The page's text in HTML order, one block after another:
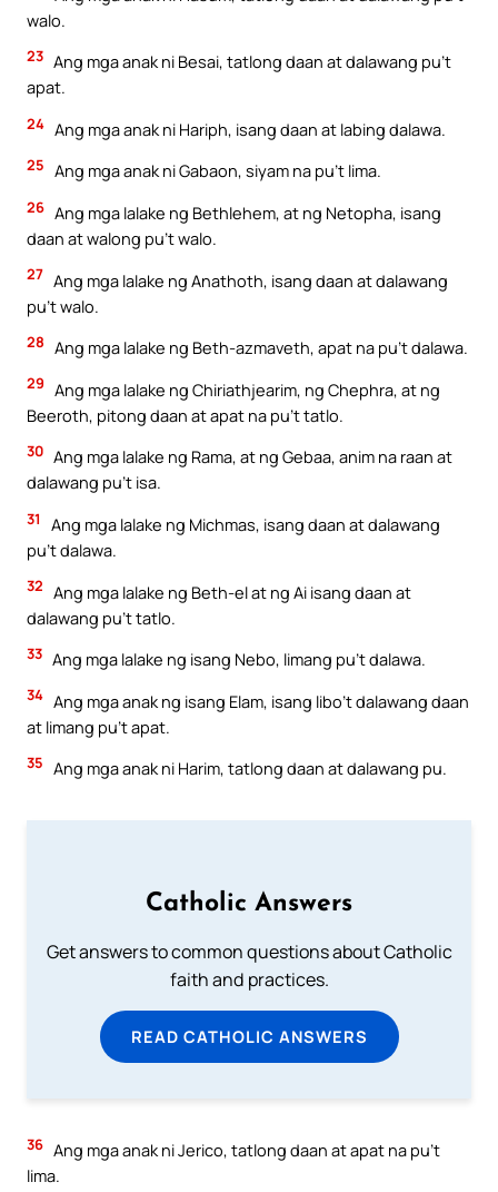
walo.
23 Ang mga anak ni Besai, tatlong daan at dalawang pu’t
apat.
24 Ang mga anak ni Hariph, isang daan at labing dalawa.
25 Ang mga anak ni Gabaon, siyam na pu’t lima.
26 Ang mga lalake ng Bethlehem, at ng Netopha, isang
daan at walong pu’t walo.
27 Ang mga lalake ng Anathoth, isang daan at dalawang
pu’t walo.
28 Ang mga lalake ng Beth-azmaveth, apat na pu’t dalawa.
29 Ang mga lalake ng Chiriathjearim, ng Chephra, at ng
Beeroth, pitong daan at apat na pu’t tatlo.
30 Ang mga lalake ng Rama, at ng Gebaa, anim na raan at
dalawang pu’t isa.
31
Ang mga lalake ng Michmas, isang daan at dalawang
pu’t dalawa.
32 Ang mga lalake ng Beth-el at ng Ai isang daan at
dalawang pu’t tatlo.
33 Ang mga lalake ng isang Nebo, limang pu’t dalawa.
34 Ang mga anak ng isang Elam, isang libo’t dalawang daan
at limang pu’t apat.
35 Ang mga anak ni Harim, tatlong daan at dalawang pu.
Catholic Answers
Get answers to common questions about Catholic
faith and practices.
READ CATHOLIC ANSWERS
36 Ang mga anak ni Jerico, tatlong daan at apat na pu’t
lima.